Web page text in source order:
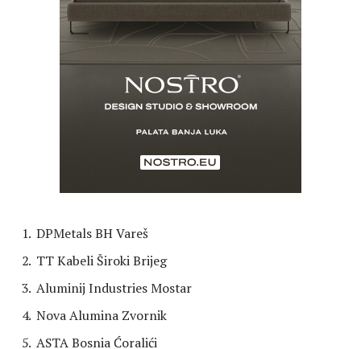
DPMetals BH Vareš
TT Kabeli Široki Brijeg
Aluminij Industries Mostar
Nova Alumina Zvornik
ASTA Bosnia Ćoralići